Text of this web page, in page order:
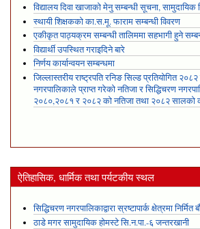
विद्यालय दिवा खाजाको मेनु सम्बन्धी सूचना, सामुदायिक
स्थायी शिक्षकको का.स.मू. फाराम सम्बन्धी विवरण
एकीकृत पाठ्यक्रम सम्बन्धी तालिममा सहभागी हुने
विद्यार्थी उपस्थित गराइदिने बारे
निर्णय कार्यान्वयन सम्बन्धमा
जिल्लास्तरीय राष्ट्रपति रनिङ सिल्ड प्रतियोगित २०८२
नगरपालिकाले प्राप्त गरेकाे नतिजा र सिद्धिचरण
२०८०,२०८१ र २०८२ को नतिजा तथा २०८२ सालको
ऐतिहासिक, धार्मिक तथा पर्यटकीय स्थल
सिद्धिचरण नगरपालिकाद्वारा स्रष्टापार्क क्षेत्रमा निर्मित
ठाडे मगर सामुदायिक होमस्टे सि.न.पा.-६ जन्तरखानी